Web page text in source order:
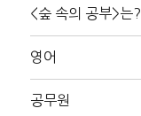
<숲 속의 공부>는?
영어
공무원